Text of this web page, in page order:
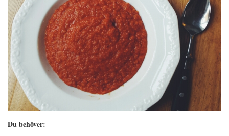
Du behöver: